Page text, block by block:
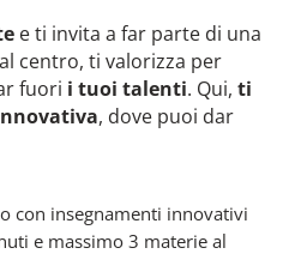
e ti invita a far parte di una
centro, ti valorizza per
fuori i tuoi talenti. Qui, ti
, dove puoi dar
con insegnamenti innovativi
e massimo 3 materie al